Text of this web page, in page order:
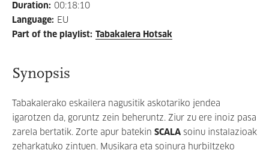
Duration: 00:18:10
Language: EU
Part of the playlist: Tabakalera Hotsak
Synopsis
Tabakalerako eskailera nagusitik askotariko jendea
igarotzen da, goruntz zein beheruntz. Ziur zu ere inoiz pasa
zarela bertatik. Zorte apur batekin SCALA soinu instalazioak
zeharkatuko zintuen. Musikara eta soinura hurbiltzeko